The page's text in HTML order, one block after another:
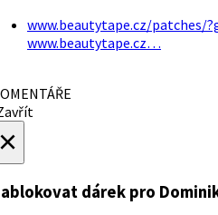
www.beautytape.cz/patches/
www.beautytape.cz…
dárek pro